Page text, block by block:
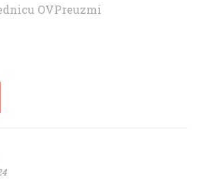
OVPreuzmi